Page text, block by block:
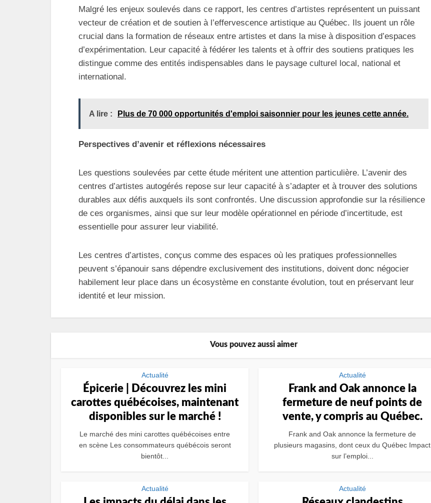
Malgré les enjeux soulevés dans ce rapport, les centres d’artistes représentent un puissant
vecteur de création et de soutien à l’effervescence artistique au Québec. Ils jouent un rôle
crucial dans la formation de réseaux entre artistes et dans la mise à disposition d’espaces
d’expérimentation. Leur capacité à fédérer les talents et à offrir des soutiens pratiques les
distingue comme des entités indispensables dans le paysage culturel local, national et
international.
A lire : Plus de 70 000 opportunités d'emploi saisonnier pour les jeunes cette année.
Perspectives d’avenir et réflexions nécessaires
Les questions soulevées par cette étude méritent une attention particulière. L’avenir des
centres d’artistes autogérés repose sur leur capacité à s’adapter et à trouver des solutions
durables aux défis auxquels ils sont confrontés. Une discussion approfondie sur la résilience
de ces organismes, ainsi que sur leur modèle opérationnel en période d’incertitude, est
essentielle pour assurer leur viabilité.
Les centres d’artistes, conçus comme des espaces où les pratiques professionnelles
peuvent s’épanouir sans dépendre exclusivement des institutions, doivent donc négocier
habilement leur place dans un écosystème en constante évolution, tout en préservant leur
identité et leur mission.
Vous pouvez aussi aimer
Actualité
Épicerie | Découvrez les mini
carottes québécoises, maintenant
disponibles sur le marché !
Le marché des mini carottes québécoises entre
en scène Les consommateurs québécois seront
bientôt...
Actualité
Frank and Oak annonce la
fermeture de neuf points de
vente, y compris au Québec.
Frank and Oak annonce la fermeture de
plusieurs magasins, dont ceux du Québec Impact
sur l’emploi...
Actualité Actualité